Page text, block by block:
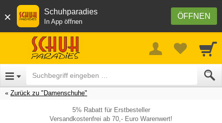
× ÖFFNEN
Schuhparadies
In App öffnen
Zurück zu "Damenschuhe"
5% Rabatt für Erstbesteller
Versandkostenfrei ab 70,- Euro Warenwert!